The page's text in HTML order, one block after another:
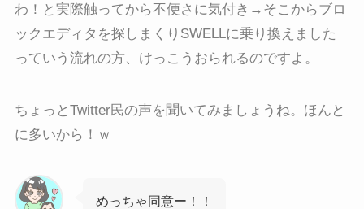
わ！と実際触ってから不便さに気付き→そこからブロ
ックエディタを探しまくりSWELLに乗り換えました
っていう流れの方、けっこうおられるのですよ。
ちょっとTwitter民の声を聞いてみましょうね。ほんと
に多いから！ｗ
めっちゃ同意ー！！